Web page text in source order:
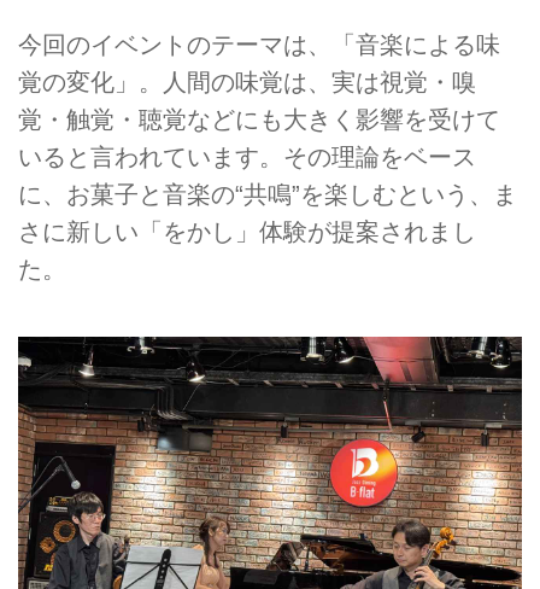
今回のイベントのテーマは、「音楽による味
覚の変化」。人間の味覚は、実は視覚・嗅
覚・触覚・聴覚などにも大きく影響を受けて
いると言われています。その理論をベース
に、お菓子と音楽の“共鳴”を楽しむという、ま
さに新しい「をかし」体験が提案されまし
た。